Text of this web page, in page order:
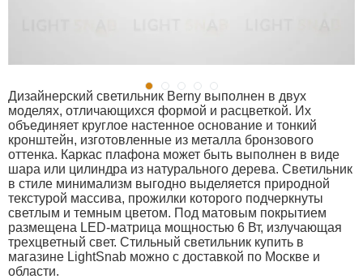
Дизайнерский светильник Berny выполнен в двух
моделях, отличающихся формой и расцветкой. Их
объединяет круглое настенное основание и тонкий
кронштейн, изготовленные из металла бронзового
оттенка. Каркас плафона может быть выполнен в виде
шара или цилиндра из натурального дерева. Светильник
в стиле минимализм выгодно выделяется природной
текстурой массива, прожилки которого подчеркнуты
светлым и темным цветом. Под матовым покрытием
размещена LED-матрица мощностью 6 Вт, излучающая
трехцветный свет. Стильный светильник купить в
магазине LightSnab можно с доставкой по Москве и
области.